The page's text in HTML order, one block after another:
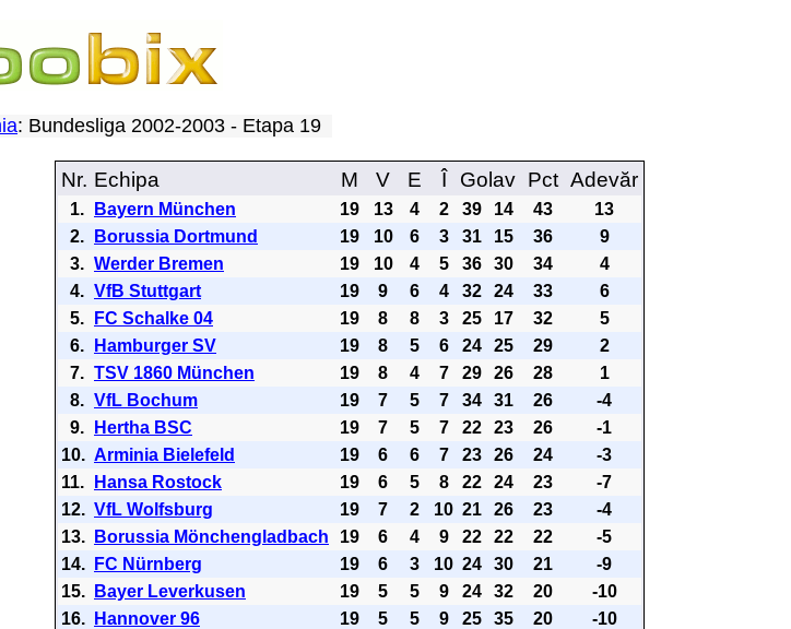
: Bundesliga 2002-2003 - Etapa 19
Nr. Echipa M V E Î Golav Pct Adevăr
1. Bayern München 19 13 4 2 39 14 43
13
2.
Borussia Dortmund 19 10 6 3 31 15 36
9
3. Werder Bremen 19 10 4 5 36 30 34
4
4. VfB Stuttgart 19 9 6 4 32 24 33
6
5.
FC Schalke 04 19 8 8 3 25 17 32
5
6.
Hamburger SV 19 8 5 6 24 25 29
2
7. TSV 1860 München 19 8 4 7 29 26 28
1
8. VfL Bochum 19 7 5 7 34 31 26
-4
9.
Hertha BSC 19 7 5 7 22 23 26
-1
10. Arminia Bielefeld 19 6 6 7 23 26 24
-3
11.
Hansa Rostock 19 6 5 8 22 24 23
-7
12. VfL Wolfsburg 19 7 2 10 21 26 23
-4
13.
Borussia Mönchengladbach 19 6 4 9 22 22 22
-5
14.
FC Nürnberg 19 6 3 10 24 30 21
-9
15.
Bayer Leverkusen 19 5 5 9 24 32 20
-10
16.
Hannover 96 19 5 5 9 25 35 20
-10